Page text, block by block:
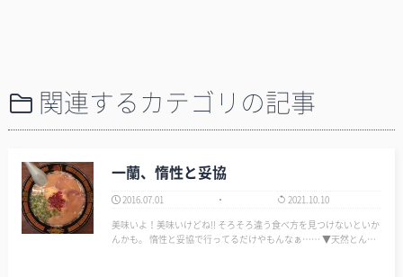
関連するカテゴリの記事
一蘭、惰性と妥協
2016.07.01
2021.10.10
美味いよ！美味いけどね!! そろそろ違う食べ方を見つけないといか
んかも。 惰性と妥協で行ってるだけやもんなぁ…… ▼天然とんこ